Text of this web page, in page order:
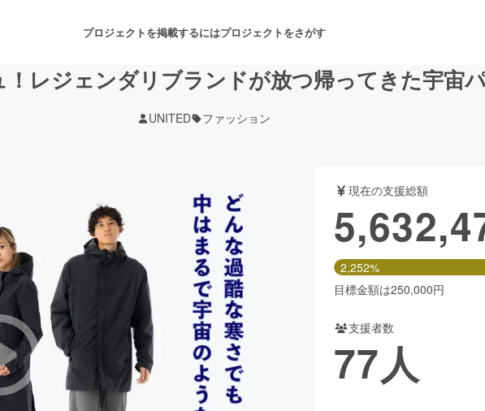
プロジェクトを掲載するにはプロジェクトをさがす
舞台・パフォーマンス
ゲーム・サービス開発
書籍・雑誌出版
チャレンジ ビューティー・ヘルスケア
レジェンダリブランドが放つ帰ってきた宇宙
UNITED ファッション
現在の支援総額
2,252%
目標金額は250,000円
支援者数
77人